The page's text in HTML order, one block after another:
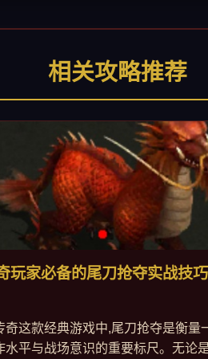
相关攻略推荐
玩家必备的尾刀抢夺实战技
奇这款经典游戏中,尾刀抢夺是衡量
水平与战场意识的重要标尺。无论